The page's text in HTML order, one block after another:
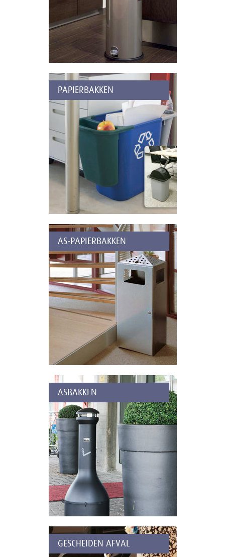
PAPIERBAKKEN
AS-PAPIERBAKKEN
ASBAKKEN
GESCHEIDEN AFVAL